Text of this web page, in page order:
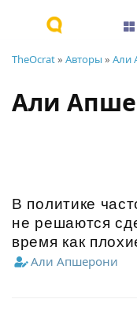
TheOcrat» Авторы » Али
Али
В политике
не решаются
время как
Али Апшерони